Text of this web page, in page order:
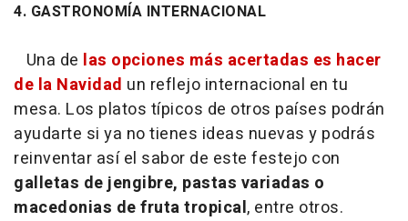
4. GASTRONOMÍA INTERNACIONAL
Una de las opciones más acertadas es hacer
de la Navidad un reflejo internacional en tu
mesa. Los platos típicos de otros países podrán
ayudarte si ya no tienes ideas nuevas y podrás
reinventar así el sabor de este festejo con
galletas de jengibre, pastas variadas o
macedonias de fruta tropical, entre otros.